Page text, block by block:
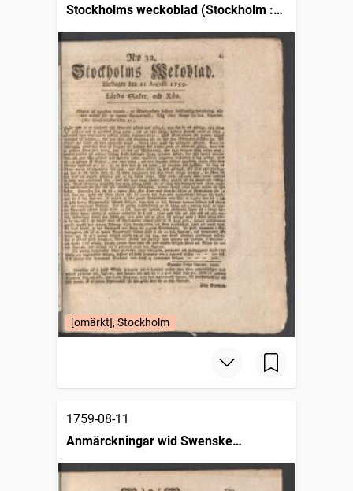
Stockholms weckoblad (Stockholm :
[omärkt], Stockholm
1759-08-11
Anmärckningar wid Swenske
posttidningarne